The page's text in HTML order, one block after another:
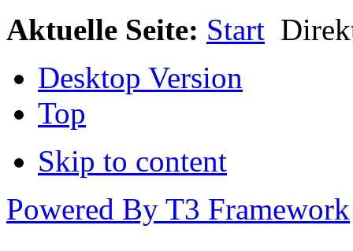
Aktuelle Seite: Start
Desktop Version
Top
Skip to content
Powered By T3 Framework